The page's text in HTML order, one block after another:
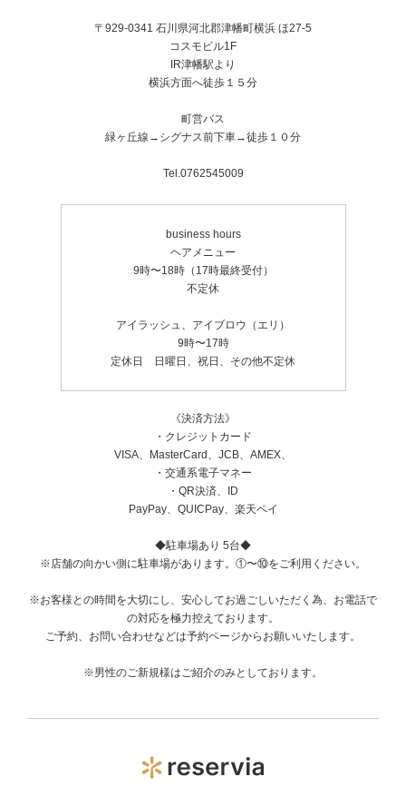
〒929-0341 石川県河北郡津幡町横浜 ほ27-5
コスモビル1F
IR津幡駅より
横浜方面へ徒歩１５分
町営バス
緑ヶ丘線→シグナス前下車→徒歩１０分
Tel.0762545009
business hours
ヘアメニュー
9時〜18時（17時最終受付）
不定休
アイラッシュ、アイブロウ（エリ）
9時〜17時
定休日 日曜日、祝日、その他不定休
《決済方法》
・クレジットカード
VISA、MasterCard、JCB、AMEX、
・交通系電子マネー
・QR決済、ID
PayPay、QUICPay、楽天ペイ
◆駐車場あり 5台◆
※店舗の向かい側に駐車場があります。①〜⑩をご利用ください。
※お客様との時間を大切にし、安心してお過ごしいただく為、お電話で
の対応を極力控えております。
ご予約、お問い合わせなどは予約ページからお願いいたします。
※男性のご新規様はご紹介のみとしております。